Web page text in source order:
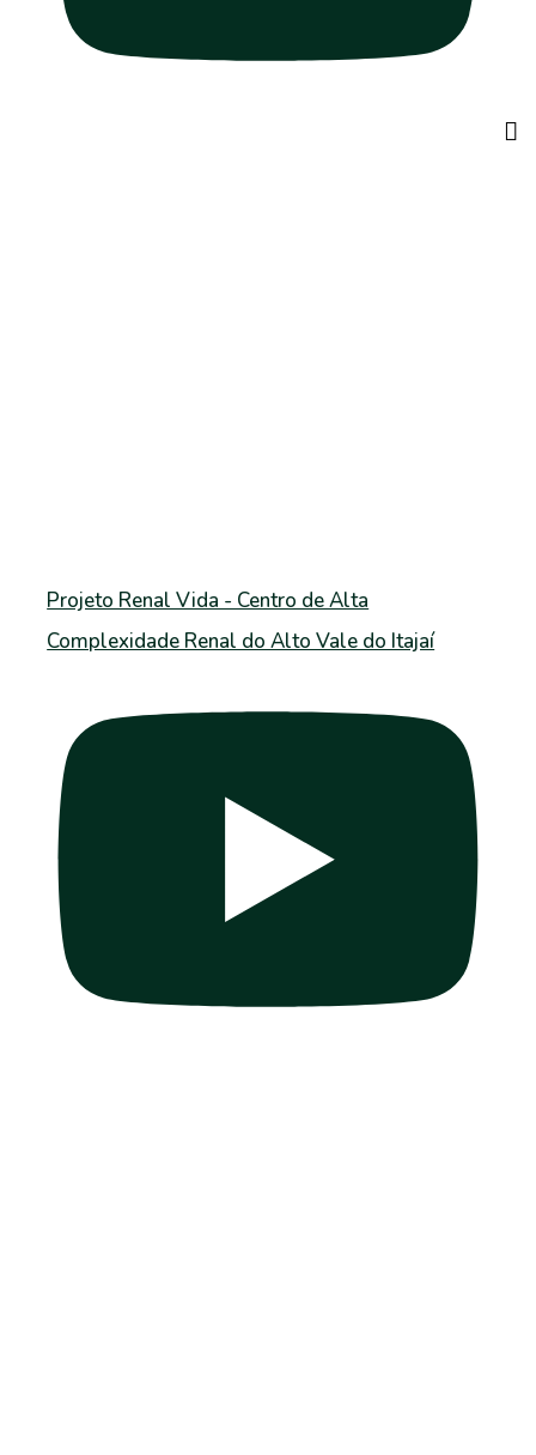
Projeto Renal Vida - Centro de Alta
Complexidade Renal do Alto Vale do Itajaí